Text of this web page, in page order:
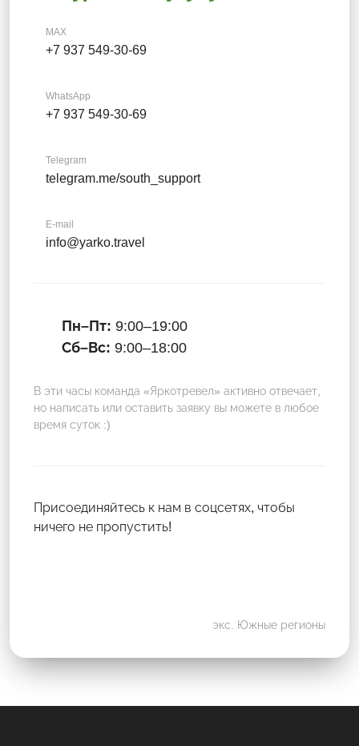
MAX
+7 937 549-30-69
WhatsApp
+7 937 549-30-69
Telegram
telegram.me/south_support
E-mail
info@yarko.travel
Пн–Пт: 9:00–19:00
Сб–Вс: 9:00–18:00
В эти часы команда «Яркотревел» активно отвечает,
но написать или оставить заявку вы можете в любое
время суток :)
Присоединяйтесь к нам в соцсетях, чтобы
ничего не пропустить!
экс. Южные регионы